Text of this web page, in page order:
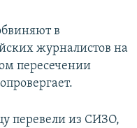
в
журналистов на
пересечении
перевели из СИЗО,